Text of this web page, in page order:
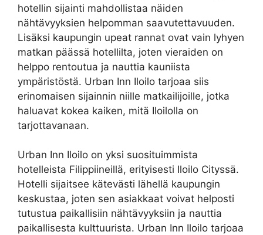
hotellin sijainti mahdollistaa näiden
nähtävyyksien helpomman saavutettavuuden.
Lisäksi kaupungin upeat rannat ovat vain lyhyen
matkan päässä hotellilta, joten vieraiden on
helppo rentoutua ja nauttia kauniista
ympäristöstä. Urban Inn Iloilo tarjoaa siis
erinomaisen sijainnin niille matkailijoille, jotka
haluavat kokea kaiken, mitä Iloilolla on
tarjottavanaan.
Urban Inn Iloilo on yksi suosituimmista
hotelleista Filippiineillä, erityisesti Iloilo Cityssä.
Hotelli sijaitsee kätevästi lähellä kaupungin
keskustaa, joten sen asiakkaat voivat helposti
tutustua paikallisiin nähtävyyksiin ja nauttia
paikallisesta kulttuurista. Urban Inn Iloilo tarjoaa